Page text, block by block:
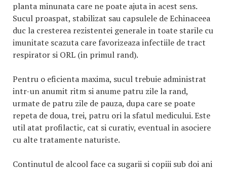
planta minunata care ne poate ajuta in acest sens.
Sucul proaspat, stabilizat sau capsulele de Echinaceea
duc la cresterea rezistentei generale in toate starile cu
imunitate scazuta care favorizeaza infectiile de tract
respirator si ORL (in primul rand).
Pentru o eficienta maxima, sucul trebuie administrat
intr-un anumit ritm si anume patru zile la rand,
urmate de patru zile de pauza, dupa care se poate
repeta de doua, trei, patru ori la sfatul medicului. Este
util atat profilactic, cat si curativ, eventual in asociere
cu alte tratamente naturiste.
Continutul de alcool face ca sugarii si copiii sub doi ani